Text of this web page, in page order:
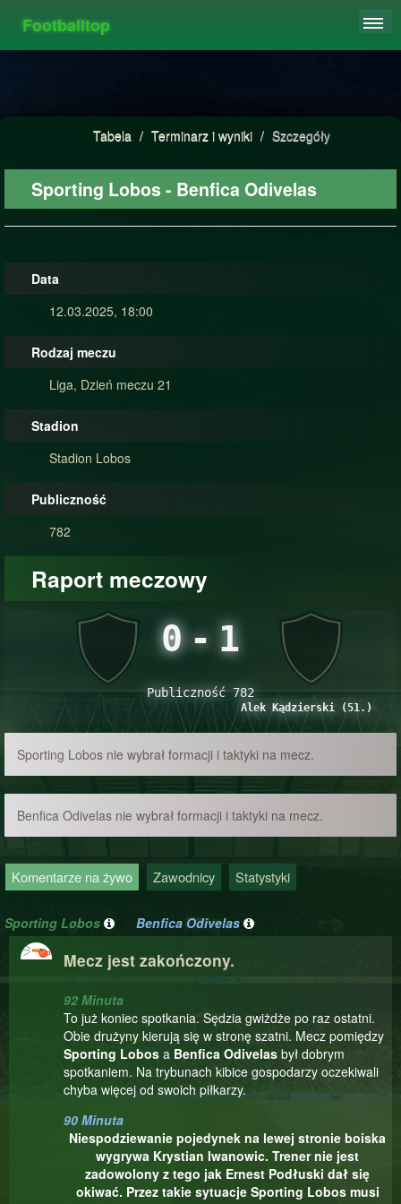
Footballtop
STATYSTYKI
Tabela / Terminarz i wyniki / Szczegóły
Sporting Lobos - Benfica Odivelas
Data
12.03.2025, 18:00
Rodzaj meczu
Liga, Dzień meczu 21
Stadion
Stadion Lobos
Publiczność
782
Raport meczowy
0- 1
Publiczność 782
Alek Kądzierski (51.)
Sporting Lobos nie wybrał formacji i taktyki na mecz.
Benfica Odivelas nie wybrał formacji i taktyki na mecz.
Komentarze na żywo Zawodnicy Statystyki
Sporting Lobos Benfica Odivelas
Mecz jest zakończony.
92 Minuta
To już koniec spotkania. Sędzia gwiżdże po raz ostatni.
Obie drużyny kierują się w stronę szatni. Mecz pomiędzy
Sporting Lobos a Benfica Odivelas był dobrym
spotkaniem. Na trybunach kibice gospodarzy oczekiwali
chyba więcej od swoich piłkarzy.
90 Minuta
Niespodziewanie pojedynek na lewej stronie boiska
wygrywa Krystian Iwanowic. Trener nie jest
zadowolony z tego jak Ernest Podłuski dał się
okiwać. Przez takie sytuacje Sporting Lobos musi